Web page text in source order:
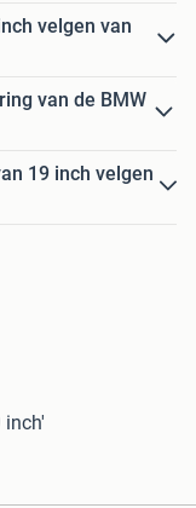
velgen van
van de BMW
19 inch velgen
inch'